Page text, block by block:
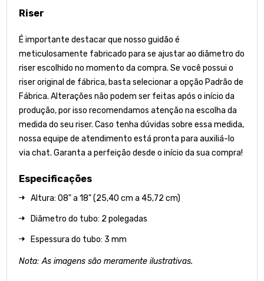
Riser
É importante destacar que nosso guidão é
meticulosamente fabricado para se ajustar ao diâmetro do
riser escolhido no momento da compra. Se você possui o
riser original de fábrica, basta selecionar a opção Padrão de
Fábrica. Alterações não podem ser feitas após o início da
produção, por isso recomendamos atenção na escolha da
medida do seu riser. Caso tenha dúvidas sobre essa medida,
nossa equipe de atendimento está pronta para auxiliá-lo
via chat. Garanta a perfeição desde o início da sua compra!
Especificações
Altura: 08" a 18" (25,40 cm a 45,72 cm)
Diâmetro do tubo: 2 polegadas
Espessura do tubo: 3 mm
Nota: As imagens são meramente ilustrativas.